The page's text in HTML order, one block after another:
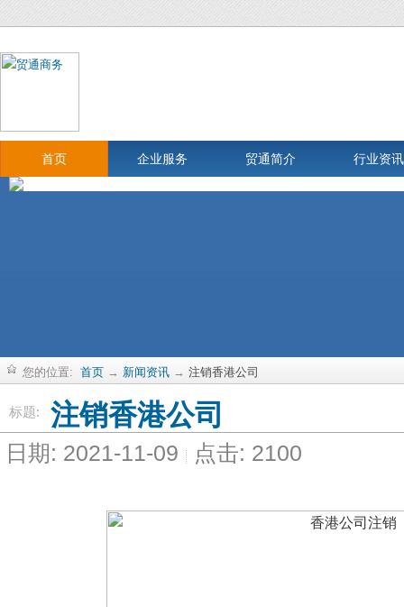
首页 企业服务 贸通简介 行业资讯
您的位置: 首页 → 新闻资讯 → 注销香港公司
标题: 注销香港公司
日期: 2021-11-09 点击: 2100